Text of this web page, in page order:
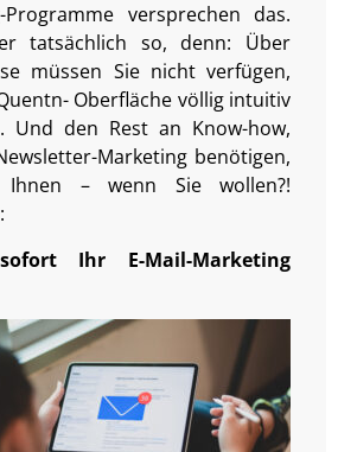
Programme versprechen das.
tatsächlich so, denn: Über
müssen Sie nicht verfügen,
Oberfläche völlig intuitiv
Und den Rest an Know-how,
Marketing benötigen,
– wenn Sie wollen?!
Ihr E-Mail-Marketing